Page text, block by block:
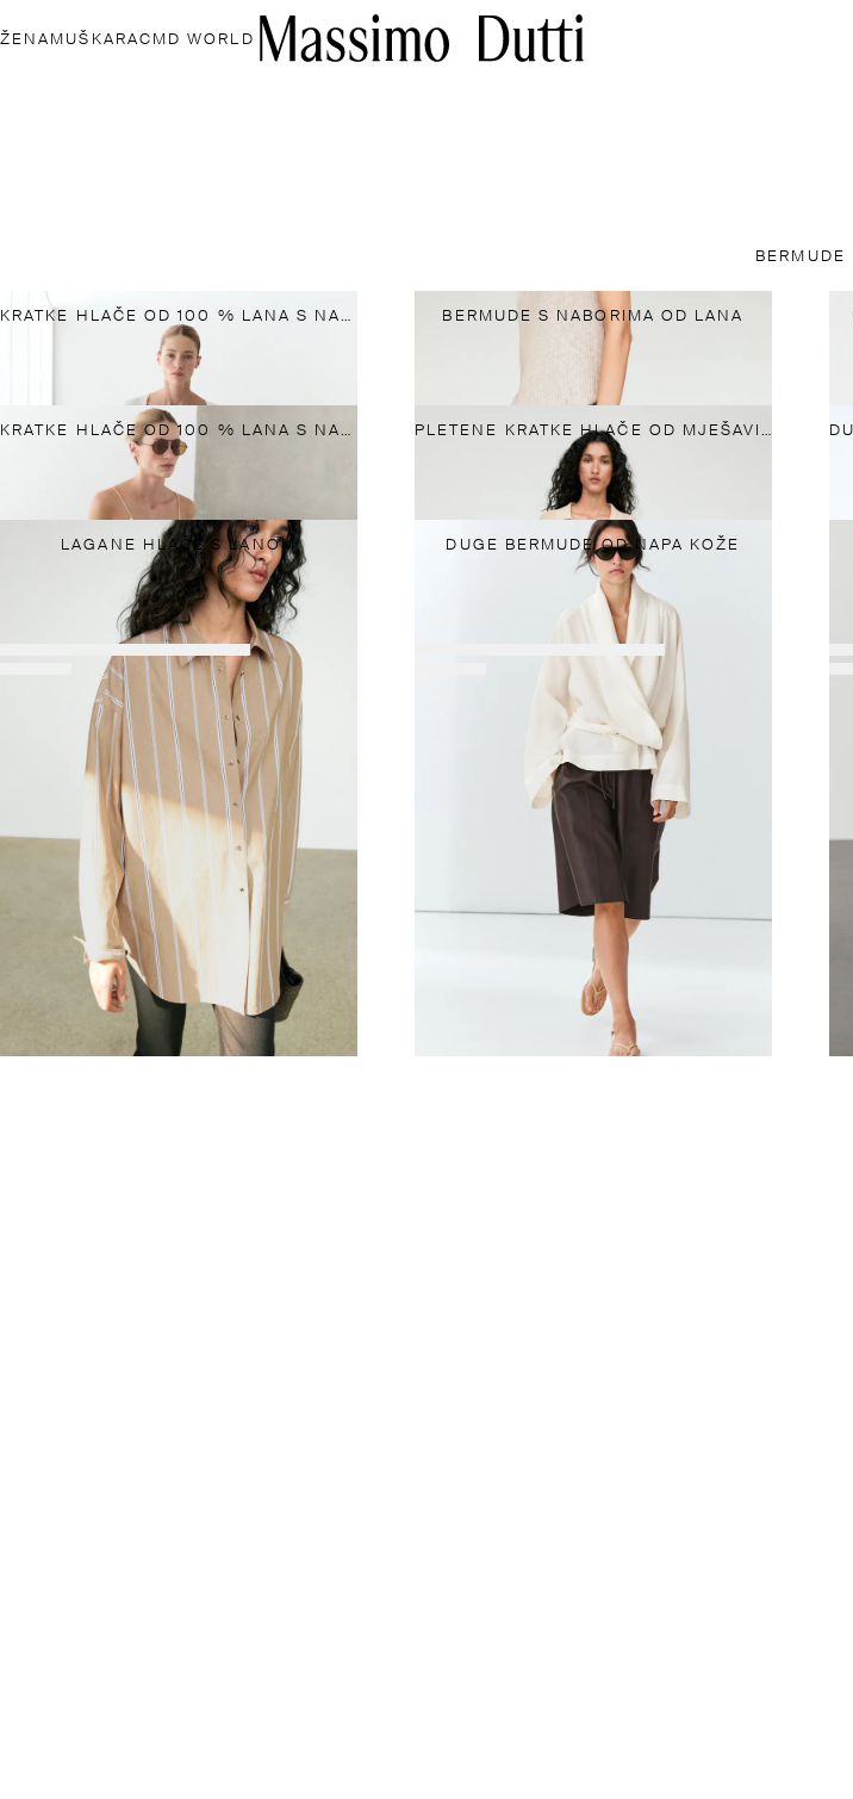
ŽENA MUŠKARAC MD WORLD
BERMUDE
KRATKE HLAČE OD 100 % LANA S NABORIMA BERMUDE S NABORIMA OD LANA
KRATKE HLAČE OD 100 % LANA S NABORIMA PLETENE KRATKE HLAČE OD MJEŠAVINE PAMUKA
LAGANE HLAČE S LANOM DUGE BERMUDE OD NAPA KOŽE